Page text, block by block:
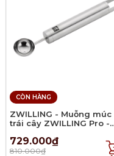
CÒN HÀNG
ZWILLING - Muỗng múc
trái cây ZWILLING Pro -
729.000₫
810.000₫